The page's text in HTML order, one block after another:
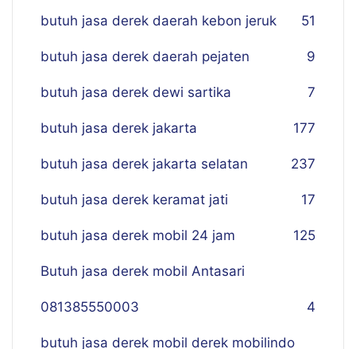
butuh jasa derek daerah kebon jeruk 51
butuh jasa derek daerah pejaten 9
butuh jasa derek dewi sartika 7
butuh jasa derek jakarta 177
butuh jasa derek jakarta selatan 237
butuh jasa derek keramat jati 17
butuh jasa derek mobil 24 jam 125
Butuh jasa derek mobil Antasari
081385550003 4
butuh jasa derek mobil derek mobilindo